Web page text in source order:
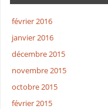
février 2016
janvier 2016
décembre 2015
novembre 2015
octobre 2015
février 2015